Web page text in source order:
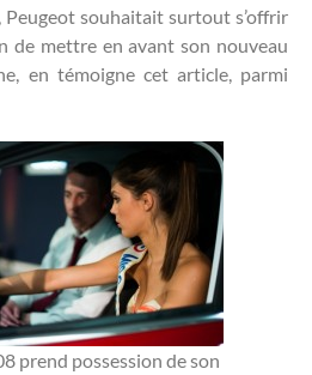
souhaitait surtout s’offrir
de mettre en avant son nouveau
en témoigne cet article, parmi
prend possession de son